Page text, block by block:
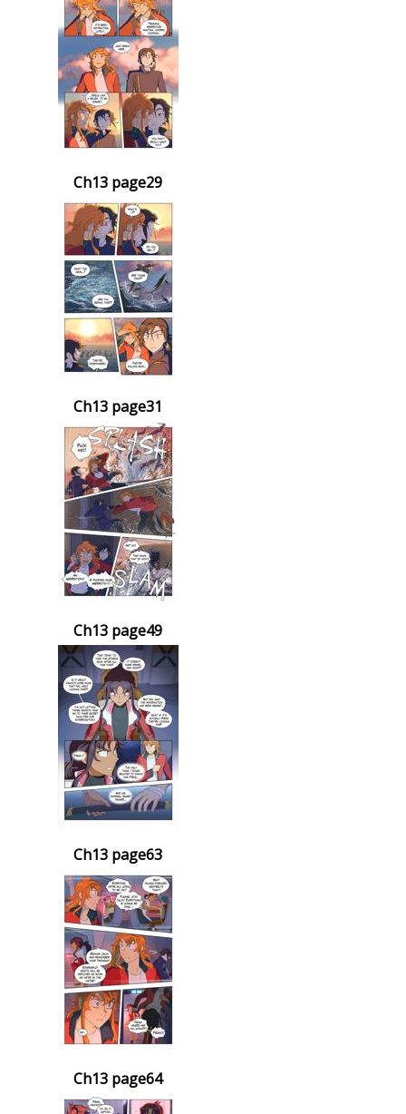
Ch13 page29
Ch13 page31
Ch13 page49
Ch13 page63
Ch13 page64